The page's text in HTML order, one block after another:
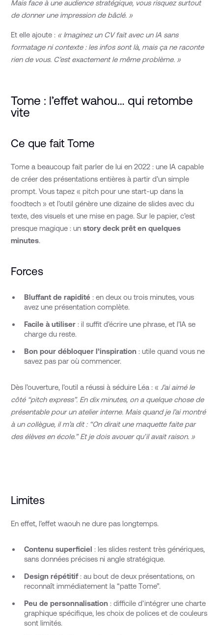
Mais face à une audience stratégique, vous risquez surtout
de donner une impression de bâclé. »
Et elle ajoute : « Imaginez un CV fait avec un IA sans
formatage ni contexte : les infos sont là, mais ça ne raconte
rien de vous. C’est exactement le même problème. »
Tome : l’effet wahou… qui retombe
vite
Ce que fait Tome
Tome a beaucoup fait parler de lui en 2022 : une IA capable
de créer des présentations entières à partir d’un simple
prompt. Vous tapez « pitch pour une start-up dans la
foodtech » et l’outil génère une dizaine de slides avec du
texte, des visuels et une mise en page. Sur le papier, c’est
presque magique : unstory deck prêt en quelques
minutes.
Forces
Bluffant de rapidité: en deux ou trois minutes, vous
avez une présentation complète.
Facile à utiliser: il suffit d’écrire une phrase, et l’IA se
charge du reste.
Bon pour débloquer l’inspiration: utile quand vous ne
savez pas par où commencer.
Dès l’ouverture, l’outil a réussi à séduire Léa : « J’ai aimé le
côté “pitch express”. En dix minutes, on a quelque chose de
présentable pour un atelier interne. Mais quand je l’ai montré
à un collègue, il m’a dit : “On dirait une maquette faite par
des élèves en école.” Et je dois avouer qu’il avait raison. »
Limites
En effet, l’effet waouh ne dure pas longtemps.
Contenu superficiel : les slides restent très génériques,
sans données précises ni angle stratégique.
Design répétitif: au bout de deux présentations, on
reconnaît immédiatement la “patte Tome”.
Peu de personnalisation: difficile d’intégrer une charte
graphique spécifique, les choix de polices et de couleurs
sont limités.